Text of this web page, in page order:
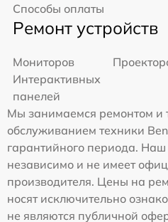
Способы оплаты
Ремонт устройств
Мониторов
Интерактивных
панелей
Мы занимаемся ремонтом и
обслуживанием техники
гарантийного периода.
независимо и не имеет
производителя. Цены на
носят исключительно
не являются публичной